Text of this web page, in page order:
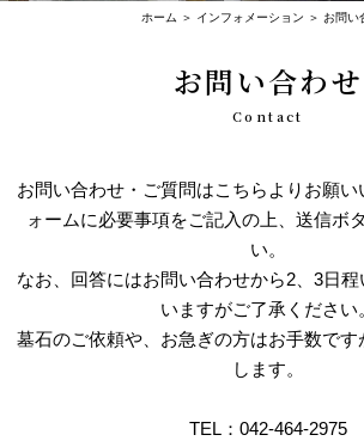
ホーム ＞ インフォメーション ＞ お問い
お問い合わせ
Contact
お問い合わせ・ご質問はこちらよりお願い
ォームに必要事項をご記入の上、送信ボ
い。
なお、回答にはお問い合わせから2、3日
いますがご了承ください
墓石のご依頼や、お急ぎの方はお手数で
します。
TEL：042-464-2975